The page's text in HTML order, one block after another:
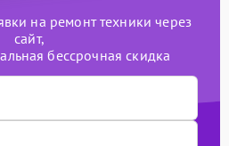
на ремонт техники через
сайт,
бессрочная скидка